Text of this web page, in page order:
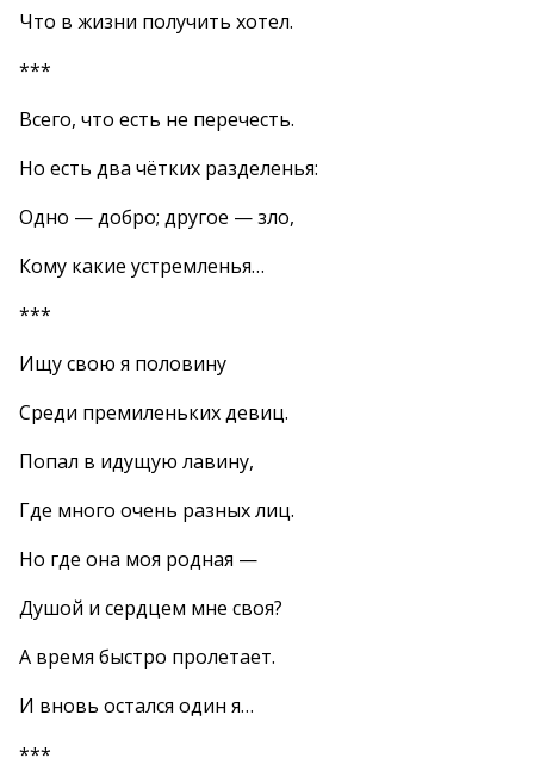
Что в жизни получить хотел.
***
Всего, что есть не перечесть.
Но есть два чётких разделенья:
Одно — добро; другое — зло,
Кому какие устремленья…
***
Ищу свою я половину
Среди премиленьких девиц.
Попал в идущую лавину,
Где много очень разных лиц.
Но где она моя родная —
Душой и сердцем мне своя?
А время быстро пролетает.
И вновь остался один я…
***